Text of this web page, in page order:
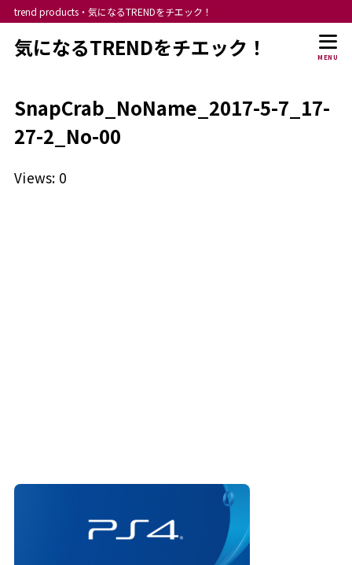
trend products・気になるTRENDをチエック！
気になるTRENDをチエック！ MENU
SnapCrab_NoName_2017-5-7_17-
27-2_No-00
Views: 0